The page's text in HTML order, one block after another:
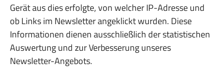
Gerät aus dies erfolgte, von welcher IP-Adresse und
ob Links im Newsletter angeklickt wurden. Diese
Informationen dienen ausschließlich der statistischen
Auswertung und zur Verbesserung unseres
Newsletter-Angebots.